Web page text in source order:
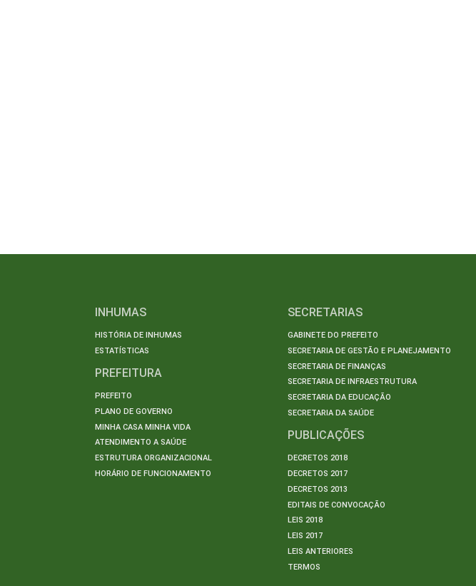
INHUMAS
HISTÓRIA DE INHUMAS
ESTATÍSTICAS
PREFEITURA
PREFEITO
PLANO DE GOVERNO
MINHA CASA MINHA VIDA
ATENDIMENTO A SAÚDE
ESTRUTURA ORGANIZACIONAL
HORÁRIO DE FUNCIONAMENTO
SECRETARIAS
GABINETE DO PREFEITO
SECRETARIA DE GESTÃO E PLANEJAMENTO
SECRETARIA DE FINANÇAS
SECRETARIA DE INFRAESTRUTURA
SECRETARIA DA EDUCAÇÃO
SECRETARIA DA SAÚDE
PUBLICAÇÕES
DECRETOS 2018
DECRETOS 2017
DECRETOS 2013
EDITAIS DE CONVOCAÇÃO
LEIS 2018
LEIS 2017
LEIS ANTERIORES
TERMOS